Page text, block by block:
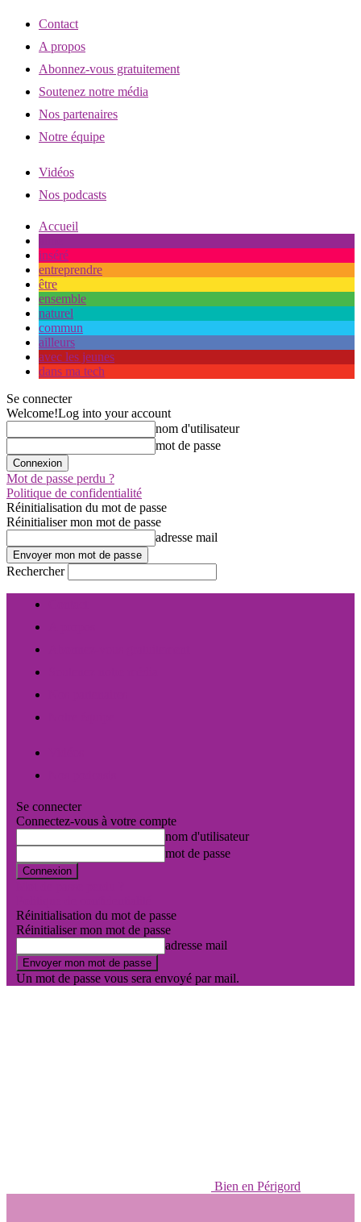
Contact
A propos
Abonnez-vous gratuitement
Soutenez notre média
Nos partenaires
Notre équipe
Vidéos
Nos podcasts
Accueil
inséré
entreprendre
être
ensemble
naturel
commun
ailleurs
avec les jeunes
dans ma tech
Se connecter
Welcome!Log into your account
nom d'utilisateur
mot de passe
Mot de passe perdu ?
Politique de confidentialité
Réinitialisation du mot de passe
Réinitialiser mon mot de passe
adresse mail
Rechercher
Se connecter
Connectez-vous à votre compte
nom d'utilisateur
mot de passe
Réinitialisation du mot de passe
Réinitialiser mon mot de passe
adresse mail
Un mot de passe vous sera envoyé par mail.
Bien en Périgord